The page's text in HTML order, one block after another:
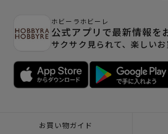
ホビーラホビーレ
公式アプリで最新情報を
サクサク見られて、楽しい
お買い物ガイド